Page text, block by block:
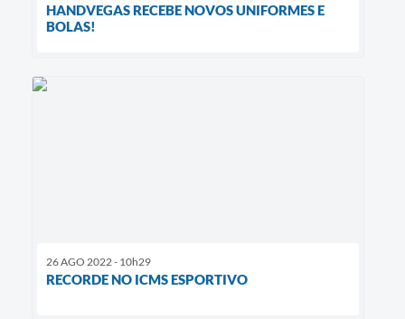
HANDVEGAS RECEBE NOVOS UNIFORMES E
BOLAS!
26 AGO 2022 - 10h29
RECORDE NO ICMS ESPORTIVO